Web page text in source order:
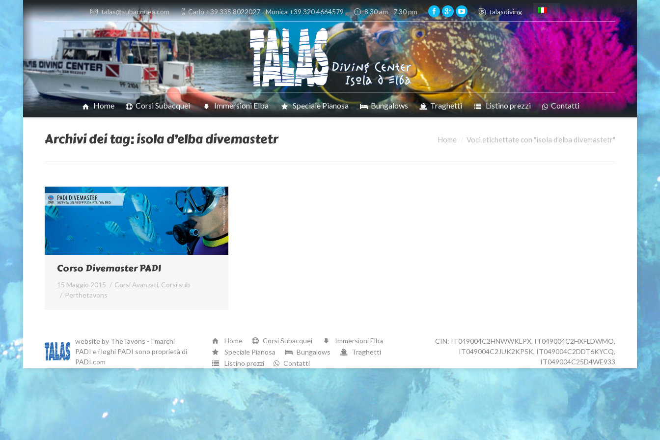
talas@subacquea.com Carlo +39 335 8022027 - Monica +39 320 4664579 8.30 am - 7.30 pm talasdiving
Home Corsi Subacquei Immersioni Elba Speciale Pianosa Bungalows Traghetti Listino prezzi Contatti
Archivi dei tag:isola d’elba divemastetr Home Voci etichettate con "isola d’elba divemastetr"
Corso Divemaster PADI
15 Maggio 2015 Corsi Avanzati, Corsi sub
Perthetavons
website by TheTavons - I marchi
PADI e i loghi PADI sono proprietà di
PADI.com
Home Corsi Subacquei
Immersioni Elba
Speciale Pianosa
Bungalows
Traghetti
Listino prezzi
Contatti
CIN: IT049004C2HNWWKLPX, IT049004C2HXFLDWMO,
IT049004C2JUK2KP5K, IT049004C2DDT6KYCQ,
IT049004C25D4WE933